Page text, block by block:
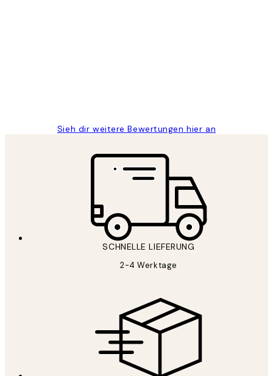
Sieh dir weitere Bewertungen hier an
SCHNELLE LIEFERUNG
2-4 Werktage